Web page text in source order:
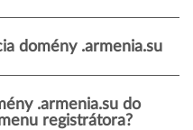
domény .armenia.su
.armenia.su do
registrátora?